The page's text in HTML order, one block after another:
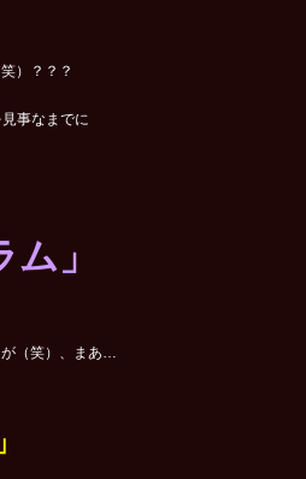
）？？？
見事なまでに
ム」
（笑）、まあ…